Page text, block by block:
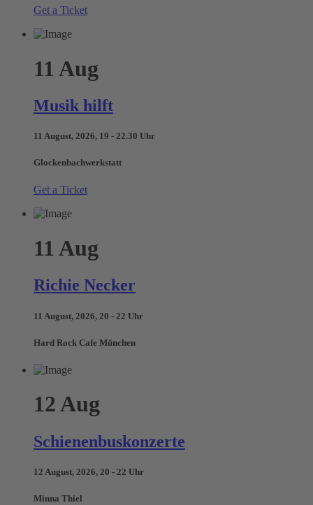
Get a Ticket
11 Aug
Musik hilft
11 August, 2026, 19 - 22.30 Uhr
Glockenbachwerkstatt
Get a Ticket
11 Aug
Richie Necker
11 August, 2026, 20 - 22 Uhr
Hard Rock Cafe München
12Aug
Schienenbuskonzerte
12 August, 2026, 20 - 22 Uhr
Minna Thiel